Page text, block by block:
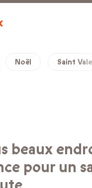
Noël Saint
beaux
pour un